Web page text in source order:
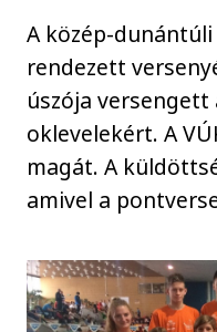
A közép-
rendezett
úszója versengett
oklevelekért. A
magát. A
amivel a